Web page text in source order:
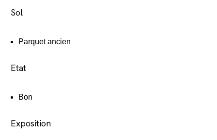
Sol
Parquet ancien
Etat
Bon
Exposition